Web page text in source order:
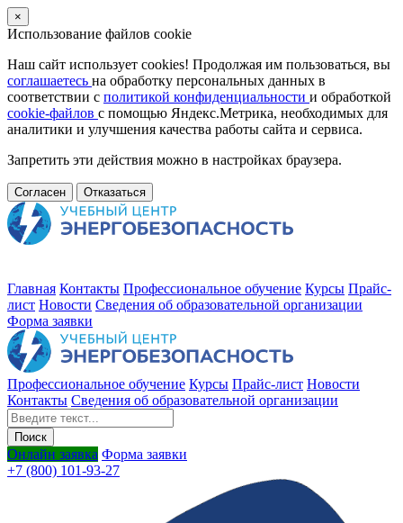
×
Использование файлов cookie
Наш сайт использует cookies! Продолжая им пользоваться, вы
соглашаетесь на обработку персональных данных в
соответствии с политикой конфиденциальности и обработкой
cookie-файлов с помощью Яндекс.Метрика, необходимых для
аналитики и улучшения качества работы сайта и сервиса.
Запретить эти действия можно в настройках браузера.
Согласен Отказаться
Главная Контакты Профессиональное обучение Курсы Прайс-
лист Новости Cведения об образовательной организации
Форма заявки
Профессиональное обучение Курсы Прайс-лист Новости
Контакты Cведения об образовательной организации
Онлайн заявка Форма заявки
+7 (800) 101-93-27